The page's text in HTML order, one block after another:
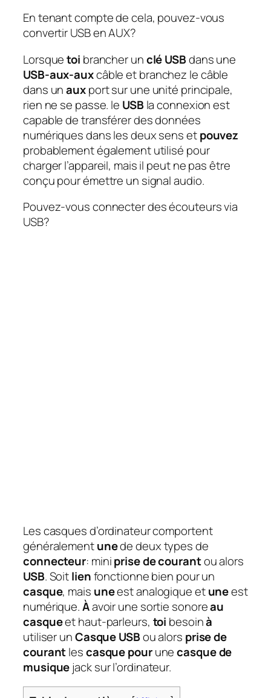
En tenant compte de cela, pouvez-vous
convertir USB en AUX?
Lorsquetoi brancher unclé USBdans une
USB-aux-auxcâble et branchez le câble
dans unauxport sur une unité principale,
rien ne se passe. le USB la connexion est
capable de transférer des données
numériques dans les deux sens etpouvez
probablement également utilisé pour
charger l’appareil, mais il peut ne pas être
conçu pour émettre un signal audio.
Pouvez-vous connecter des écouteurs via
USB?
Les casques d’ordinateur comportent
généralementunede deux types de
connecteur: miniprise de courantou alors
USB. Soitlienfonctionne bien pour un
casque, mais uneest analogique etuneest
numérique.Àavoir une sortie sonoreau
casqueet haut-parleurs, toi besoinà
utiliser unCasque USBou alors prise de
courantlescasque pourunecasque de
musiquejack sur l’ordinateur.